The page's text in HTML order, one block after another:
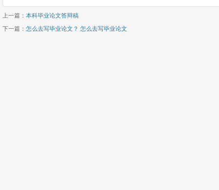
上一篇： 本科毕业论文答辩稿
下一篇： 怎么去写毕业论文？ 怎么去写毕业论文